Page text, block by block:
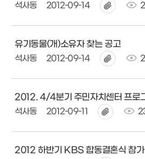
석사동 2012-09-14
유기동물(개)소유자 찾는 공고
석사동 2012-09-14
2012. 4/4분기 주민자치센터 프로
석사동 2012-09-11
2012 하반기 KBS 합동결혼식 참가